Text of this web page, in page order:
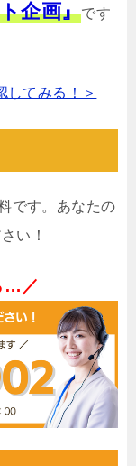
企画』です
してみる！＞
です。あなたの
い！
…／